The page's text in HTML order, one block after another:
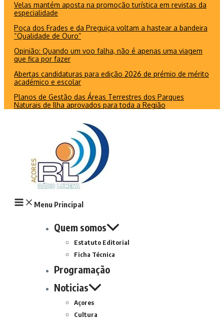
Velas mantém aposta na promoção turística em revistas da
especialidade
Poça dos Frades e da Preguiça voltam a hastear a bandeira
“Qualidade de Ouro”
Opinião: Quando um voo falha, não é apenas uma viagem
que fica por fazer
Abertas candidaturas para edição 2026 de prémio de mérito
académico e escolar
Planos de Gestão das Áreas Terrestres dos Parques
Naturais de Ilha aprovados para toda a Região
Menu Principal
Quem somos
Estatuto Editorial
Ficha Técnica
Programação
Noticias
Açores
Cultura